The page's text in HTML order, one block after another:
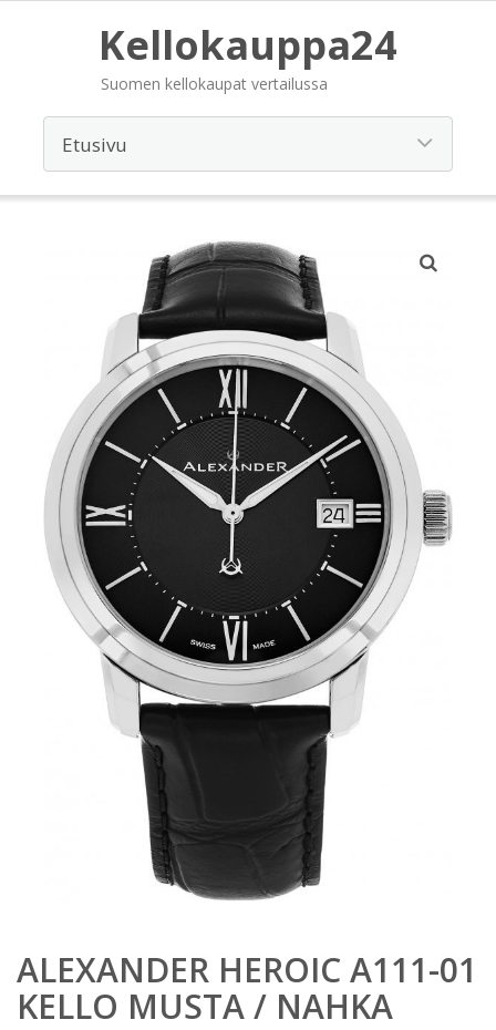
Kellokauppa24
Suomen kellokaupat vertailussa
ALEXANDER HEROIC A111-01
KELLO MUSTA / NAHKA